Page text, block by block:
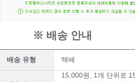
※ 배송 안내
배송 유형 택배
15,000원, 1개 단위로